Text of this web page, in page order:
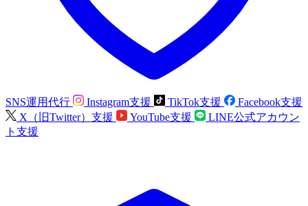
SNS運用代行 Instagram支援 TikTok支援
Facebook支援
X（旧Twitter）支援
YouTube支援
LINE公式アカウン
ト支援